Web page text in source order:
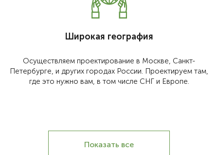
Широкая география
Осуществляем проектирование в Москве, Санкт-
Петербурге, и других городах России. Проектируем там,
где это нужно вам, в том числе СНГ и Европе.
Показать все